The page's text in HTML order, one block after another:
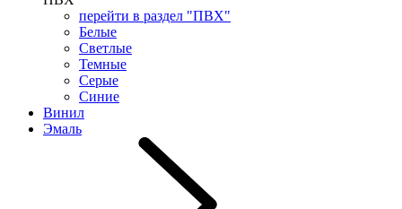
перейти в раздел "ПВХ"
Белые
Светлые
Темные
Серые
Синие
Винил
Эмаль